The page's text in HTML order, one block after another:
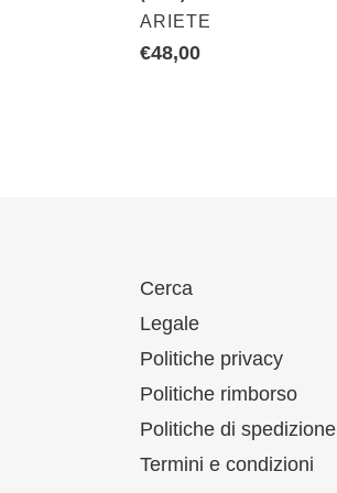
VENDITORE
ARIETE
Prezzo
€48,00
Cerca
Legale
Politiche privacy
Politiche rimborso
Politiche di spedizione
Termini e condizioni